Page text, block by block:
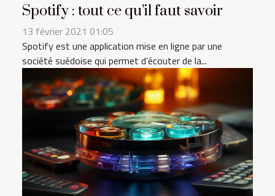
Spotify : tout ce qu’il faut savoir
13 février 2021 01:05
Spotify est une application mise en ligne par une
société suédoise qui permet d’écouter de la...